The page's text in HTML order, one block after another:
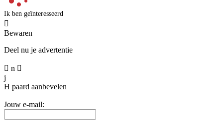
Ik ben geïnteresseerd

Bewaren
Deel nu je advertentie
 n 
j
H paard aanbevelen
Jouw e-mail: